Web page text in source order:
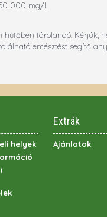
000 mg/l.
hűtőben tárolandó.
emésztést segítő
helyek
Extrák
Ajánlatok